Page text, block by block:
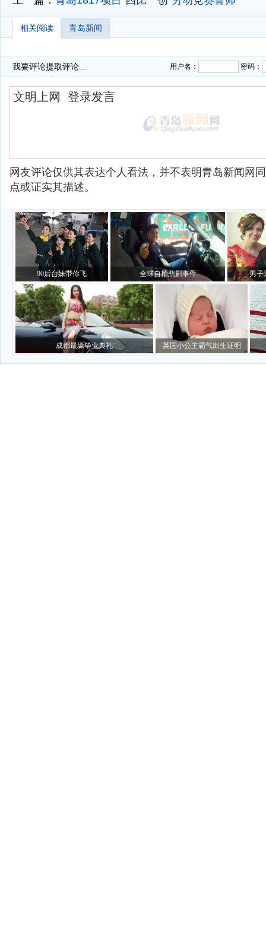
相关阅读 青岛新闻
我要评论提取评论... 用户名： 密码：
网友评论仅供其表达个人看法，并不表明青岛新闻网
点或证实其描述。